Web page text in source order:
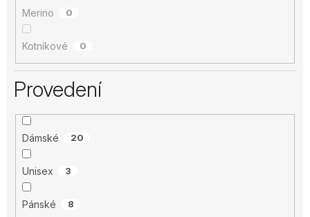
Merino 0
Kotníkové 0
Provedení
Dámské 20
Unisex 3
Pánské 8